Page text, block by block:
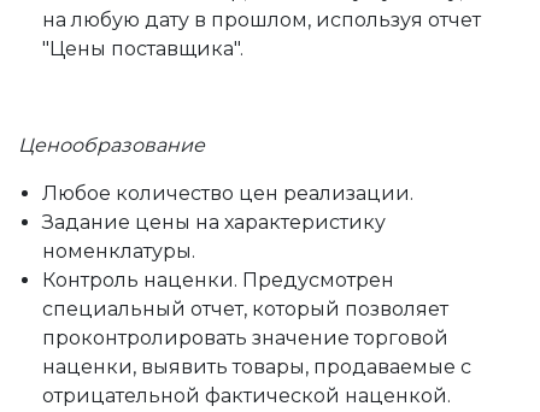
на любую дату в прошлом, используя отчет
"Цены поставщика".
Ценообразование
Любое количество цен реализации.
Задание цены на характеристику
номенклатуры.
Контроль наценки. Предусмотрен
специальный отчет, который позволяет
проконтролировать значение торговой
наценки, выявить товары, продаваемые с
отрицательной фактической наценкой.